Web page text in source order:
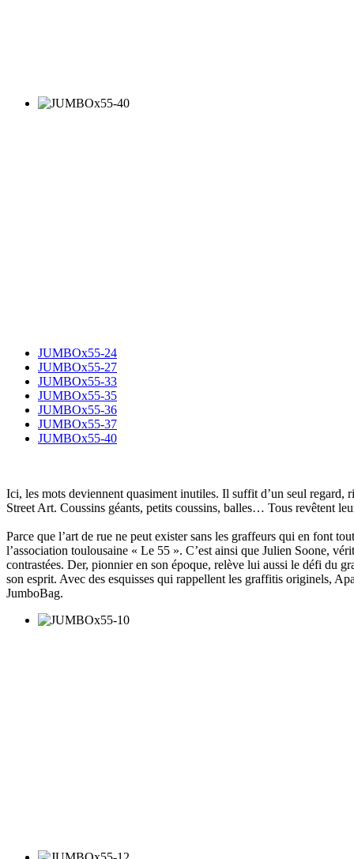
JUMBOx55-24
JUMBOx55-27
JUMBOx55-33
JUMBOx55-35
JUMBOx55-36
JUMBOx55-37
JUMBOx55-40
Ici, les mots deviennent quasiment inutiles. Il suffit d’un seul regard,
Street Art. Coussins géants, petits coussins, balles… Tous revêtent
Parce que l’art de rue ne peut exister sans les graffeurs qui en font
l’association toulousaine « Le 55 ». C’est ainsi que Julien Soone,
contrastées. Der, pionnier en son époque, relève lui aussi le défi du
son esprit. Avec des esquisses qui rappellent les graffitis originels,
JumboBag.